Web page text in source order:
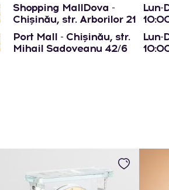
Shopping MallDova -
Chișinău, str. Arborilor 21
Lun-
Port Mall - Chișinău, str.
Mihail Sadoveanu 42/6
Lun-